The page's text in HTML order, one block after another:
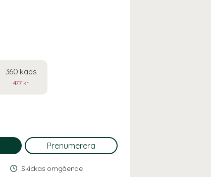
360 kaps
477 kr
Skickas omgående